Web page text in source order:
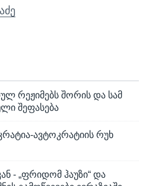
რეჟიმებს შორის და სამ
შეფასება
ავტოკრატიის რუხ
- „ფრიდომ ჰაუზი“ და